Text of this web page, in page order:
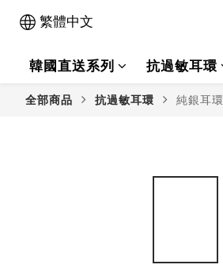
繁體中文
韓國直送系列 抗過敏耳環
全部商品 抗過敏耳環 純銀耳環